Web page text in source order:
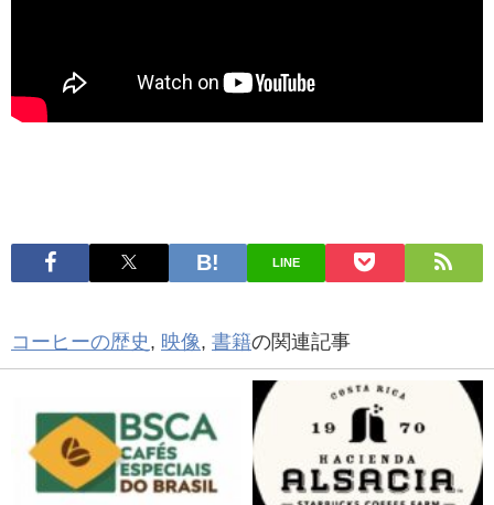
LINE
コーヒーの歴史 映像 書籍の関連記事